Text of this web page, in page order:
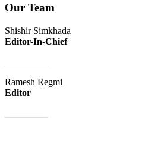
Our Team
Shishir Simkhada
Editor-In-Chief
Ramesh Regmi
Editor